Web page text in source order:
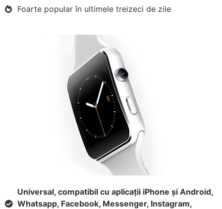
Foarte popular în ultimele treizeci de zile
Universal, compatibil cu aplicații iPhone și Android,
Whatsapp, Facebook, Messenger, Instagram,